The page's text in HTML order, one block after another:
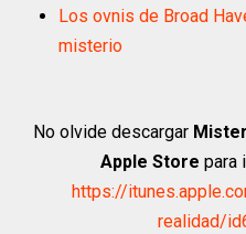
Los ovnis de Broad
misterio
No olvide descargar
Apple Store para
https://
realidad/